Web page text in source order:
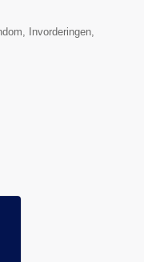
Invorderingen,